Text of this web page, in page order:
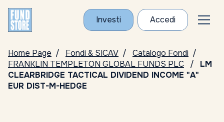
Investi Accedi
Home Page Fondi & SICAV
Catalogo Fondi
FRANKLIN TEMPLETON GLOBAL FUNDS PLC
LM
CLEARBRIDGE TACTICAL DIVIDEND INCOME "A"
EUR DIST-M-HEDGE